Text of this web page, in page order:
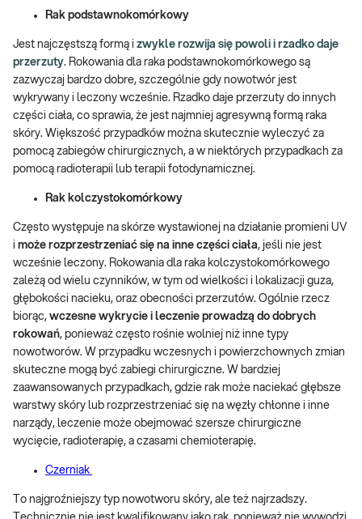
Rak podstawnokomórkowy
Jest najczęstszą formą i zwykle rozwija się powoli i rzadko daje
przerzuty. Rokowania dla raka podstawnokomórkowego są
zazwyczaj bardzo dobre, szczególnie gdy nowotwór jest
wykrywany i leczony wcześnie. Rzadko daje przerzuty do innych
części ciała, co sprawia, że jest najmniej agresywną formą raka
skóry. Większość przypadków można skutecznie wyleczyć za
pomocą zabiegów chirurgicznych, a w niektórych przypadkach za
pomocą radioterapii lub terapii fotodynamicznej.
Rak kolczystokomórkowy
Często występuje na skórze wystawionej na działanie promieni UV
i może rozprzestrzeniać się na inne części ciała, jeśli nie jest
wcześnie leczony. Rokowania dla raka kolczystokomórkowego
zależą od wielu czynników, w tym od wielkości i lokalizacji guza,
głębokości nacieku, oraz obecności przerzutów. Ogólnie rzecz
biorąc, wczesne wykrycie i leczenie prowadzą do dobrych
rokowań, ponieważ często rośnie wolniej niż inne typy
nowotworów. W przypadku wczesnych i powierzchownych zmian
skuteczne mogą być zabiegi chirurgiczne. W bardziej
zaawansowanych przypadkach, gdzie rak może naciekać głębsze
warstwy skóry lub rozprzestrzeniać się na węzły chłonne i inne
narządy, leczenie może obejmować szersze chirurgiczne
wycięcie, radioterapię, a czasami chemioterapię.
Czerniak
To najgroźniejszy typ nowotworu skóry, ale też najrzadszy.